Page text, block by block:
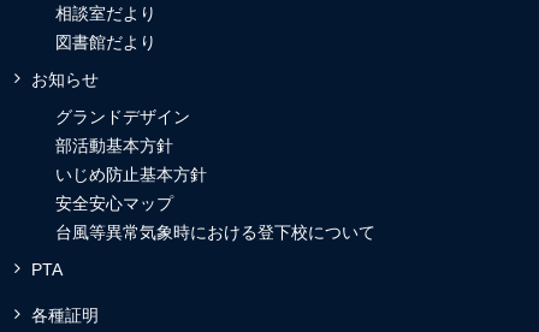
相談室だより
図書館だより
お知らせ
グランドデザイン
部活動基本方針
いじめ防止基本方針
安全安心マップ
台風等異常気象時における登下校について
PTA
各種証明